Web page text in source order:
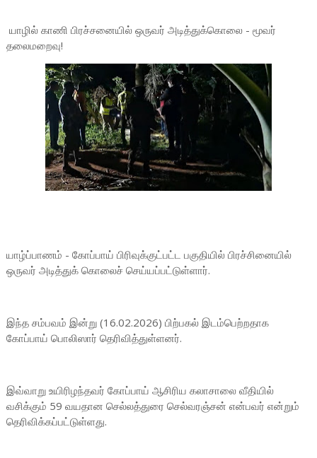
யாழில் காணி பிரச்சனையில் ஒருவர் அடித்துக்கொலை - மூவர்
தலைமறைவு!
யாழ்ப்பாணம் - கோப்பாய் பிரிவுக்குட்பட்ட பகுதியில் பிரச்சினையில்
ஒருவர் அடித்துக் கொலைச் செய்யப்பட்டுள்ளார்.
இந்த சம்பவம் இன்று (16.02.2026) பிற்பகல் இடம்பெற்றதாக
கோப்பாய் பொலிஸார் தெரிவித்துள்ளனர்.
இவ்வாறு உயிரிழந்தவர் கோப்பாய் ஆசிரிய கலாசாலை வீதியில்
வசிக்கும் 59 வயதான செல்லத்துரை செல்வரஞ்சன் என்பவர் என்றும்
தெரிவிக்கப்பட்டுள்ளது.